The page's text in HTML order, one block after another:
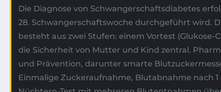
Die Diagnose von Schwangerschaftsdiabetes
28. Schwangerschaftswoche durchgeführt wird.
besteht aus zwei Stufen: einem Vortest
die Sicherheit von Mutter und Kind zentral.
und Prävention, darunter smarte
Einmalige Zuckeraufnahme, Blutabnahme nach